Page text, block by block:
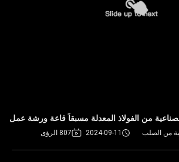
من الفولاذ المعدلة مسبقاً قاعة ورشة عمل
من الصلب 2024-09-11 807 الرؤى